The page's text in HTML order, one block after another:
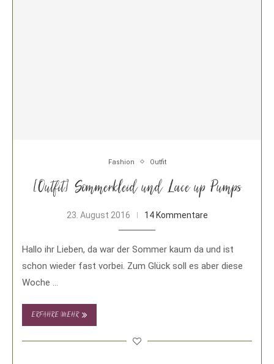
Fashion Outfit
[Outfit] Sommerkleid und Lace up Pumps
23. August 2016 14 Kommentare
Hallo ihr Lieben, da war der Sommer kaum da und ist
schon wieder fast vorbei. Zum Glück soll es aber diese
Woche …
ERFAHRE MEHR